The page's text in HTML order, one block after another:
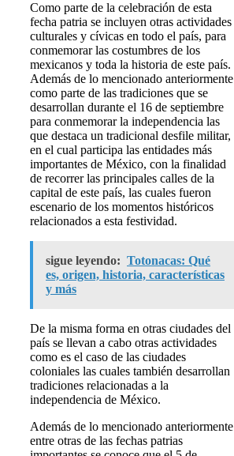
Como parte de la celebración de esta
fecha patria se incluyen otras actividades
culturales y cívicas en todo el país, para
conmemorar las costumbres de los
mexicanos y toda la historia de este país.
Además de lo mencionado anteriormente
como parte de las tradiciones que se
desarrollan durante el 16 de septiembre
para conmemorar la independencia las
que destaca un tradicional desfile militar,
en el cual participa las entidades más
importantes de México, con la finalidad
de recorrer las principales calles de la
capital de este país, las cuales fueron
escenario de los momentos históricos
relacionados a esta festividad.
sigue leyendo: Totonacas: Qué
es, origen, historia, características
y más
De la misma forma en otras ciudades del
país se llevan a cabo otras actividades
como es el caso de las ciudades
coloniales las cuales también desarrollan
tradiciones relacionadas a la
independencia de México.
Además de lo mencionado anteriormente
entre otras de las fechas patrias